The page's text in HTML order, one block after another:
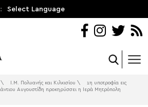
Select Language
\ Ι.Μ. Πολυανής και Κιλκισίου \
1η υποτροφία εις
Αυγουστίδη προκηρύσσει η Ιερά Μητρόπολη